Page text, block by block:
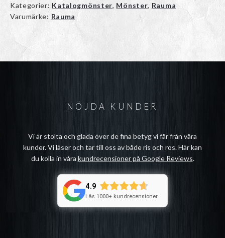
Kategorier: Katalogmönster, Mönster, Rauma
Varumärke: Rauma
NÖJDA KUNDER
Vi är stolta och glada över de fina betyg vi får från våra
kunder. Vi läser och tar till oss av både ris och ros. Här kan
du kolla in våra kundrecensioner på Google Reviews.
4.9
Läs 1000+ kundrecensioner